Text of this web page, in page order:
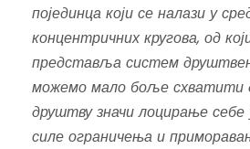
појединца који се налази у
концентричних кругова, од
представља систем
можемо мало боље схватити
друштву значи лоцирање себе
силе ограничења и